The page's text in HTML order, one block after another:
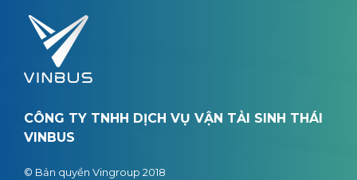
CÔNG TY TNHH DỊCH VỤ VẬN TẢI SINH THÁI
VINBUS
© Bản quyền Vingroup 2018